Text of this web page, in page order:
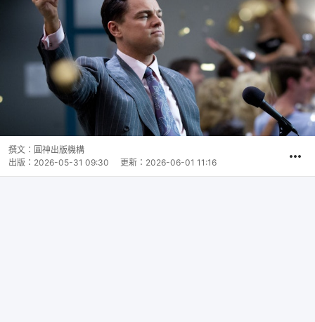
撰文： 圓神出版機構
出版： 2026-05-31 09:30 更新： 2026-06-01 11:16